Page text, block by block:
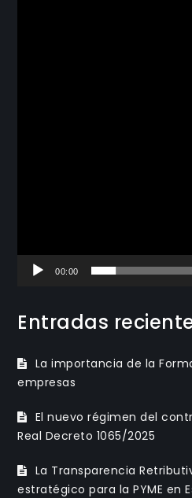
00:00
Entradas
La importancia de la
empresas
El nuevo régimen del
Real Decreto 1065/2025
La Transparencia
estratégico para la PYME en